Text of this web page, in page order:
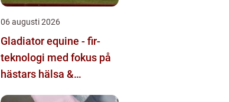
06 augusti 2026
Gladiator equine - fir-
teknologi med fokus på
hästars hälsa &